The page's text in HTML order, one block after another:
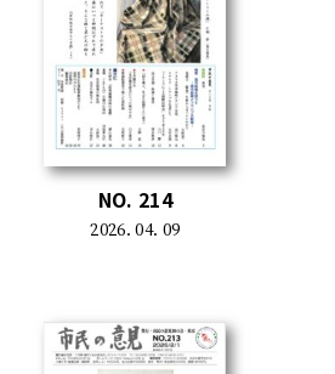
NO. 214
2026. 04. 09